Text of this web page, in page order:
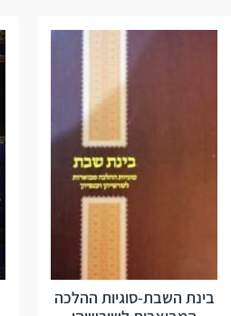
בינת השבת-סוגיות ההלכה